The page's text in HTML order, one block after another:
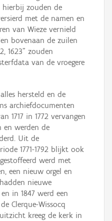
hierbij zouden de
met de namen en
van Wieze vernield
bovenaan de zuilen
1623" zouden
van de vroegere
hersteld en de
archiefdocumenten
1717 in 1772 vervangen
en werden de
Uit de
1771-1792 blijkt ook
werd met
een nieuw orgel en
nieuwe
in 1847 werd een
Clerque-Wissocq
kreeg de kerk in